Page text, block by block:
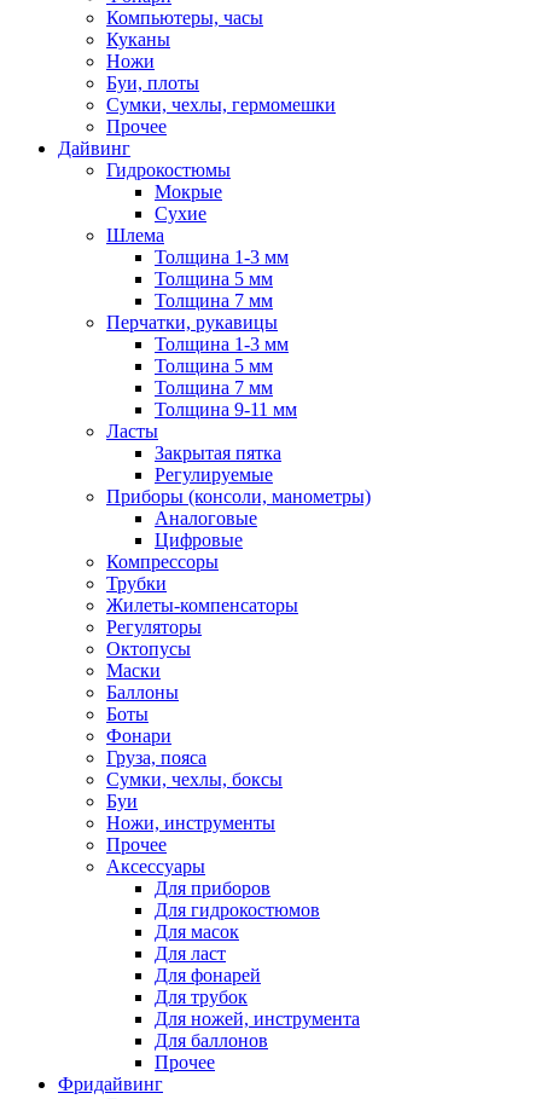
Компьютеры, часы
Куканы
Ножи
Буи, плоты
Сумки, чехлы, гермомешки
Прочее
Дайвинг
Гидрокостюмы
Мокрые
Сухие
Шлема
Толщина 1-3 мм
Толщина 5 мм
Толщина 7 мм
Перчатки, рукавицы
Толщина 1-3 мм
Толщина 5 мм
Толщина 7 мм
Толщина 9-11 мм
Ласты
Закрытая пятка
Регулируемые
Приборы (консоли, манометры)
Аналоговые
Цифровые
Компрессоры
Трубки
Жилеты-компенсаторы
Регуляторы
Октопусы
Маски
Баллоны
Боты
Фонари
Груза, пояса
Сумки, чехлы, боксы
Буи
Ножи, инструменты
Прочее
Аксессуары
Для приборов
Для гидрокостюмов
Для масок
Для ласт
Для фонарей
Для трубок
Для ножей, инструмента
Для баллонов
Прочее
Фридайвинг